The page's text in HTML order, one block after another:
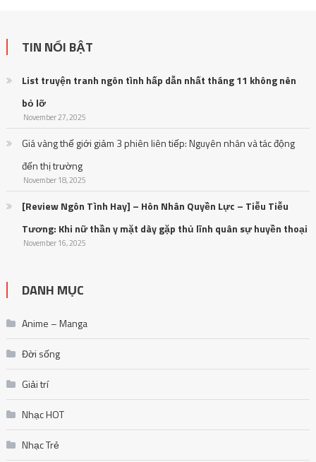
TIN NỔI BẬT
List truyện tranh ngôn tình hấp dẫn nhất tháng 11 không nên
bỏ lỡ
November 27, 2025
Giá vàng thế giới giảm 3 phiên liên tiếp: Nguyên nhân và tác động
đến thị trường
November 18, 2025
[Review Ngôn Tình Hay] – Hôn Nhân Quyền Lực – Tiễu Tiễu
Tương: Khi nữ thần y mặt dày gặp thủ lĩnh quân sự huyền thoại
November 16, 2025
DANH MỤC
Anime – Manga
Đời sống
Giải trí
Nhạc HOT
Nhạc Trẻ